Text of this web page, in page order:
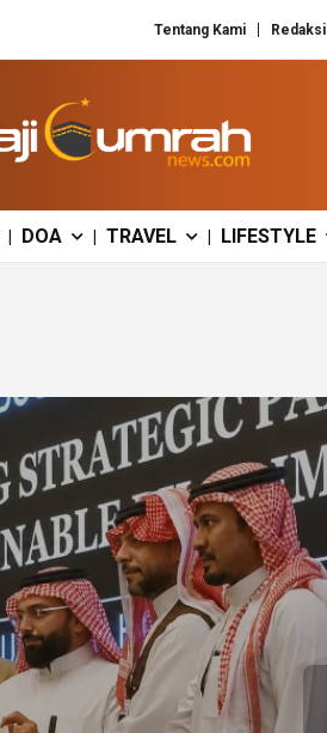
Tentang Kami Redaksi
| DOA | TRAVEL | LIFESTYLE